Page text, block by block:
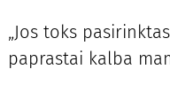
„Jos toks
paprastai kalba